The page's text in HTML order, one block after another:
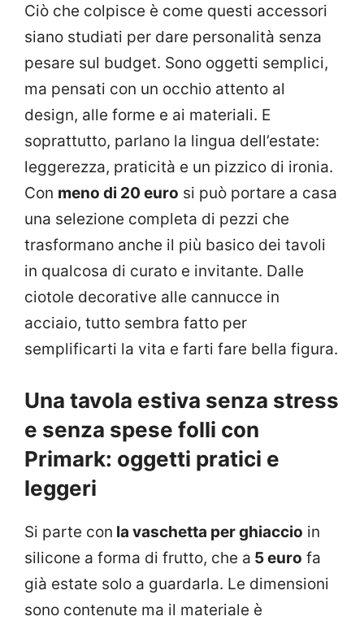
Ciò che colpisce è come questi accessori
siano studiati per dare personalità senza
pesare sul budget. Sono oggetti semplici,
ma pensati con un occhio attento al
design, alle forme e ai materiali. E
soprattutto, parlano la lingua dell’estate:
leggerezza, praticità e un pizzico di ironia.
Con meno di 20 euro si può portare a casa
una selezione completa di pezzi che
trasformano anche il più basico dei tavoli
in qualcosa di curato e invitante. Dalle
ciotole decorative alle cannucce in
acciaio, tutto sembra fatto per
semplificarti la vita e farti fare bella figura.
Una tavola estiva senza stress
e senza spese folli con
Primark: oggetti pratici e
leggeri
Si parte con la vaschetta per ghiaccio in
silicone a forma di frutto, che a 5 euro fa
già estate solo a guardarla. Le dimensioni
sono contenute ma il materiale è